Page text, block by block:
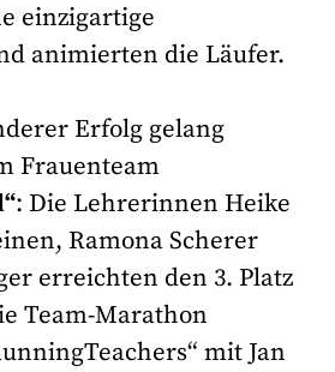
einzigartige
animierten die Läufer.
Erfolg gelang
Frauenteam
: Die Lehrerinnen Heike
Ramona Scherer
erreichten den 3. Platz
Team-Marathon
mit Jan